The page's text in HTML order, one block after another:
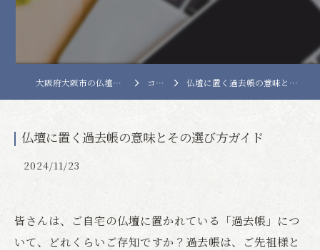
大阪府大阪市の仏壇はいとう仏壇 コラム 仏壇に置く過去帳の意味とその選び方ガイド
仏壇に置く過去帳の意味とその選び方ガイド
2024/11/23
皆さんは、ご自宅の仏壇に置かれている「過去帳」につ
いて、どれくらいご存知ですか？過去帳は、ご先祖様と